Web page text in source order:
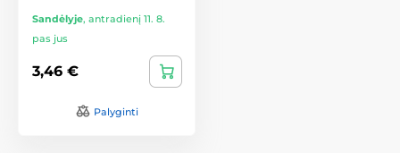
Sandėlyje, antradienį 11. 8.
pas jus
3,46 €
Palyginti